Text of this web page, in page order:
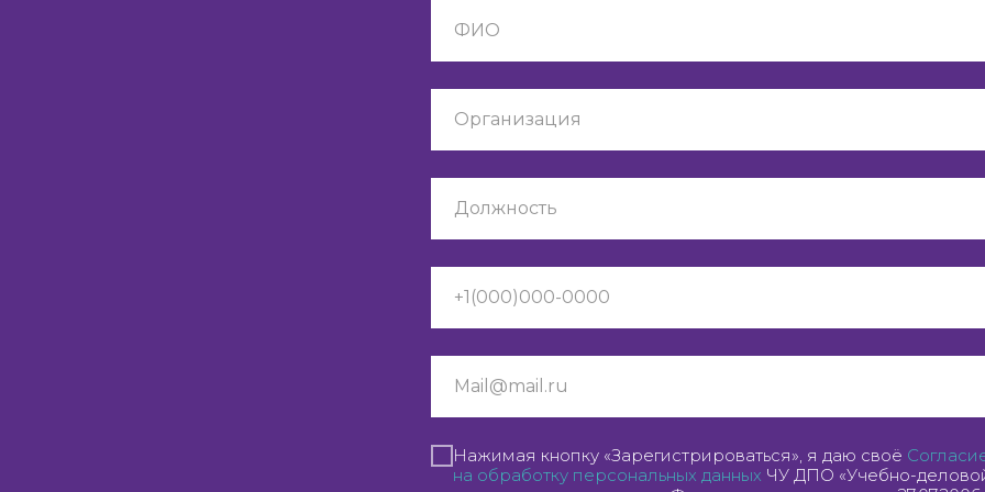
Нажимая кнопку «Зарегистрироваться», я даю своё
на обработку персональных данных ЧУ ДПО «Учебно-